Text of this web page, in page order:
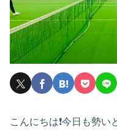
こんにちは❗️今日も勢